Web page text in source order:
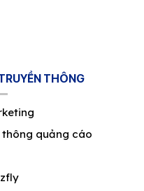
THÔNG
quảng cáo